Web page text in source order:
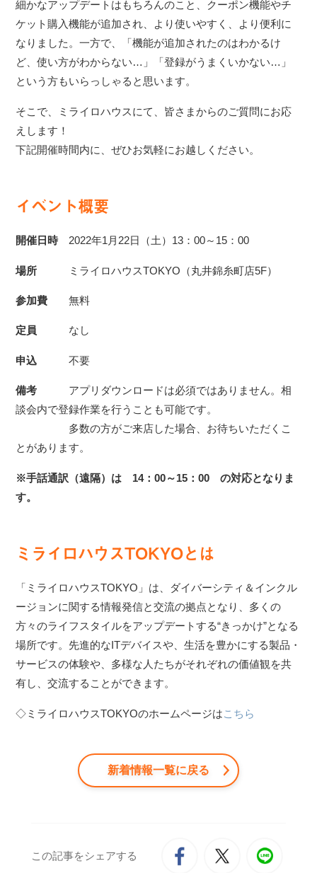
細かなアップデートはもちろんのこと、クーポン機能やチ
ケット購入機能が追加され、より使いやすく、より便利に
なりました。一方で、「機能が追加されたのはわかるけ
ど、使い方がわからない…」「登録がうまくいかない…」
という方もいらっしゃると思います。
そこで、ミライロハウスにて、皆さまからのご質問にお応
えします！
下記開催時間内に、ぜひお気軽にお越しください。
イベント概要
開催日時2022年1月22日（土）13：00～15：00
場所 ミライロハウスTOKYO（丸井錦糸町店5F）
参加費 無料
定員 なし
申込 不要
備考 アプリダウンロードは必須ではありません。相
談会内で登録作業を行うことも可能です。
多数の方がご来店した場合、お待ちいただくこ
とがあります。
※手話通訳（遠隔）は 14：00～15：00 の対応となりま
す。
ミライロハウスTOKYOとは
「ミライロハウスTOKYO」は、ダイバーシティ＆インクル
ージョンに関する情報発信と交流の拠点となり、多くの
方々のライフスタイルをアップデートする“きっかけ”となる
場所です。先進的なITデバイスや、生活を豊かにする製品・
サービスの体験や、多様な人たちがそれぞれの価値観を共
有し、交流することができます。
◇ミライロハウスTOKYOのホームページはこちら
新着情報一覧に戻る
この記事をシェアする